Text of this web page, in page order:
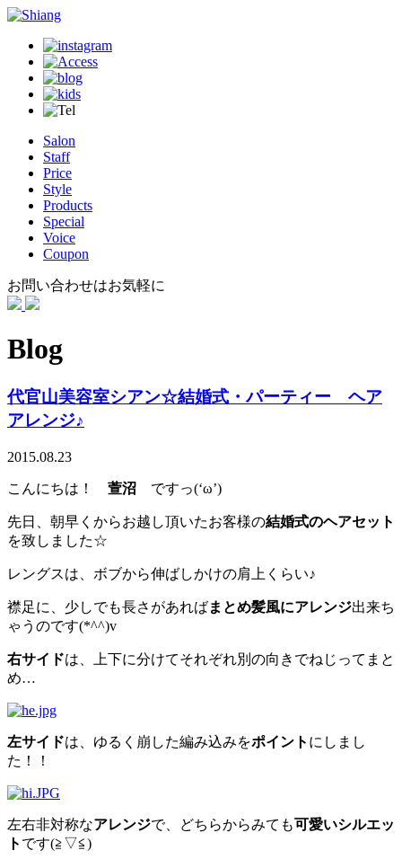
Salon
Staff
Price
Style
Products
Special
Voice
Coupon
お問い合わせはお気軽に
Blog
代官山美容室シアン☆結婚式・パーティー ヘア
アレンジ♪
2015.08.23
こんにちは！ 萱沼 ですっ(‘ω’)
先日、朝早くからお越し頂いたお客様の結婚式のヘアセット
を致しました☆
レングスは、ボブから伸ばしかけの肩上くらい♪
襟足に、少しでも長さがあればまとめ髪風にアレンジ出来ち
ゃうのです(*^^)v
右サイドは、上下に分けてそれぞれ別の向きでねじってまと
め…
左サイドは、ゆるく崩した編み込みをポイント にしまし
た！！
左右非対称なアレンジで、どちらからみても可愛いシルエッ
ト です(≧▽≦)